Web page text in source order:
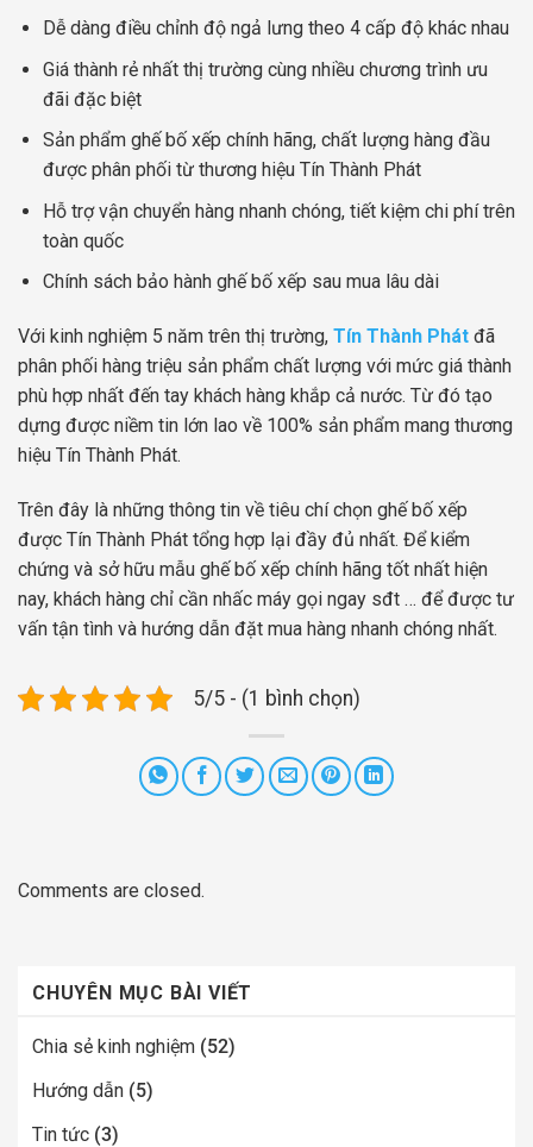
Dễ dàng điều chỉnh độ ngả lưng theo 4 cấp độ khác nhau
Giá thành rẻ nhất thị trường cùng nhiều chương trình ưu
đãi đặc biệt
Sản phẩm ghế bố xếp chính hãng, chất lượng hàng đầu
được phân phối từ thương hiệu Tín Thành Phát
Hỗ trợ vận chuyển hàng nhanh chóng, tiết kiệm chi phí trên
toàn quốc
Chính sách bảo hành ghế bố xếp sau mua lâu dài
Với kinh nghiệm 5 năm trên thị trường, Tín Thành Phát đã
phân phối hàng triệu sản phẩm chất lượng với mức giá thành
phù hợp nhất đến tay khách hàng khắp cả nước. Từ đó tạo
dựng được niềm tin lớn lao về 100% sản phẩm mang thương
hiệu Tín Thành Phát.
Trên đây là những thông tin về tiêu chí chọn ghế bố xếp
được Tín Thành Phát tổng hợp lại đầy đủ nhất. Để kiểm
chứng và sở hữu mẫu ghế bố xếp chính hãng tốt nhất hiện
nay, khách hàng chỉ cần nhấc máy gọi ngay sđt … để được tư
vấn tận tình và hướng dẫn đặt mua hàng nhanh chóng nhất.
5/5 - (1 bình chọn)
Comments are closed.
CHUYÊN MỤC BÀI VIẾT
Chia sẻ kinh nghiệm (52)
Hướng dẫn (5)
Tin tức (3)